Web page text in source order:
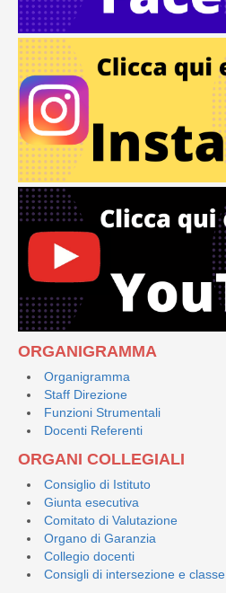
ORGANIGRAMMA
Organigramma
Staff Direzione
Funzioni Strumentali
Docenti Referenti
ORGANI COLLEGIALI
Consiglio di Istituto
Giunta esecutiva
Comitato di Valutazione
Organo di Garanzia
Collegio docenti
Consigli di intersezione e classe